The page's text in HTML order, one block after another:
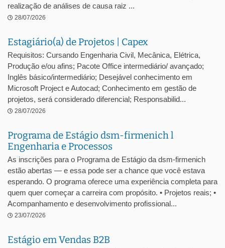
realização de análises de causa raiz ...
28/07/2026
Estagiário(a) de Projetos | Capex
Requisitos: Cursando Engenharia Civil, Mecânica, Elétrica,
Produção e/ou afins; Pacote Office intermediário/ avançado;
Inglês básico/intermediário; Desejável conhecimento em
Microsoft Project e Autocad; Conhecimento em gestão de
projetos, será considerado diferencial; Responsabilid...
28/07/2026
Programa de Estágio dsm-firmenich l
Engenharia e Processos
As inscrições para o Programa de Estágio da dsm-firmenich
estão abertas — e essa pode ser a chance que você estava
esperando. O programa oferece uma experiência completa para
quem quer começar a carreira com propósito. • Projetos reais; •
Acompanhamento e desenvolvimento profissional...
23/07/2026
Estágio em Vendas B2B